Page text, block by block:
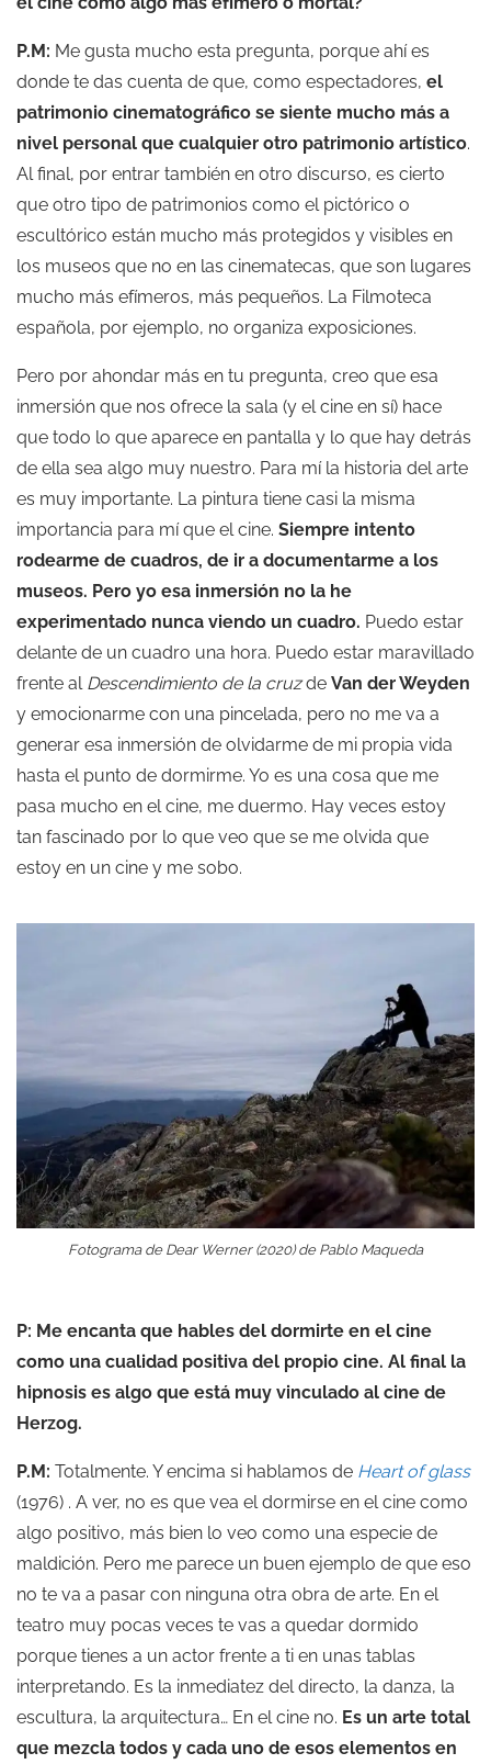
P.M: Me gusta mucho esta pregunta, porque ahí es
donde te das cuenta de que, como espectadores, el
patrimonio cinematográfico se siente mucho más a
nivel personal que cualquier otro patrimonio artístico.
Al final, por entrar también en otro discurso, es cierto
que otro tipo de patrimonios como el pictórico o
escultórico están mucho más protegidos y visibles en
los museos que no en las cinematecas, que son lugares
mucho más efímeros, más pequeños. La Filmoteca
española, por ejemplo, no organiza exposiciones.
Pero por ahondar más en tu pregunta, creo que esa
inmersión que nos ofrece la sala (y el cine en sí) hace
que todo lo que aparece en pantalla y lo que hay detrás
de ella sea algo muy nuestro. Para mí la historia del arte
es muy importante. La pintura tiene casi la misma
importancia para mí que el cine. Siempre intento
rodearme de cuadros, de ir a documentarme a los
museos. Pero yo esa inmersión no la he
experimentado nunca viendo un cuadro. Puedo estar
delante de un cuadro una hora. Puedo estar maravillado
frente al Descendimiento de la cruzde Van der Weyden
y emocionarme con una pincelada, pero no me va a
generar esa inmersión de olvidarme de mi propia vida
hasta el punto de dormirme. Yo es una cosa que me
pasa mucho en el cine, me duermo. Hay veces estoy
tan fascinado por lo que veo que se me olvida que
estoy en un cine y me sobo.
Fotograma de Dear Werner (2020) de Pablo Maqueda
P: Me encanta que hables del dormirte en el cine
como una cualidad positiva del propio cine. Al final la
hipnosis es algo que está muy vinculado al cine de
Herzog.
P.M: Totalmente. Y encima si hablamos de Heart of glass
(1976) . A ver, no es que vea el dormirse en el cine como
algo positivo, más bien lo veo como una especie de
maldición. Pero me parece un buen ejemplo de que eso
no te va a pasar con ninguna otra obra de arte. En el
teatro muy pocas veces te vas a quedar dormido
porque tienes a un actor frente a ti en unas tablas
interpretando. Es la inmediatez del directo, la danza, la
escultura, la arquitectura… En el cine no. Es un arte total
que mezcla todos y cada uno de esos elementos en